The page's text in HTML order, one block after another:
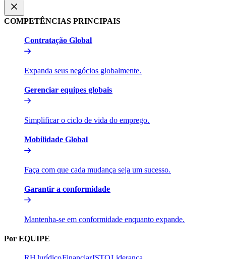
COMPETÊNCIAS PRINCIPAIS​​
Contratação Global​​
Expanda seus negócios globalmente.​​
Gerenciar equipes globais​​
Simplificar o ciclo de vida do emprego.​​
Mobilidade Global​​
Faça com que cada mudança seja um sucesso.​​
Garantir a conformidade​​
Mantenha-se em conformidade enquanto expande.​​
Por EQUIPE​​